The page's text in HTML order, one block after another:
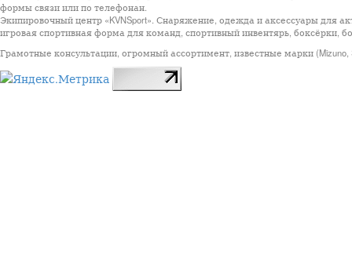
формы связи или по телефонан.
Экипировочный центр «KVNSport». Снаряжение, одежда и аксессуары для
игровая спортивная форма для команд, спортивный инвентярь, боксёрки,
Грамотные консультации, огромный ассортимент, известные марки (Mizuno,